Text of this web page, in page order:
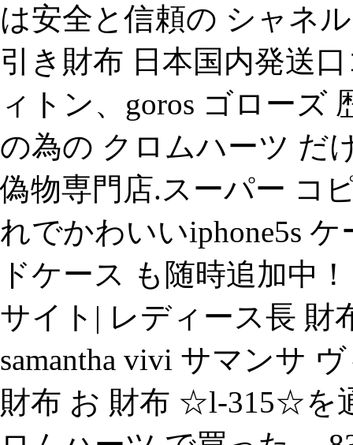
は安全と信頼の シャネ
引き財布 日本国内発送
ィトン、goros ゴローズ
の為の クロムハーツ だ
偽物専門店.スーパー コ
れでかわいいiphone5s
ドケース も随時追加中
サイト| レディース長 財
samantha vivi サマンサ
財布 お 財布 ☆l-315☆を